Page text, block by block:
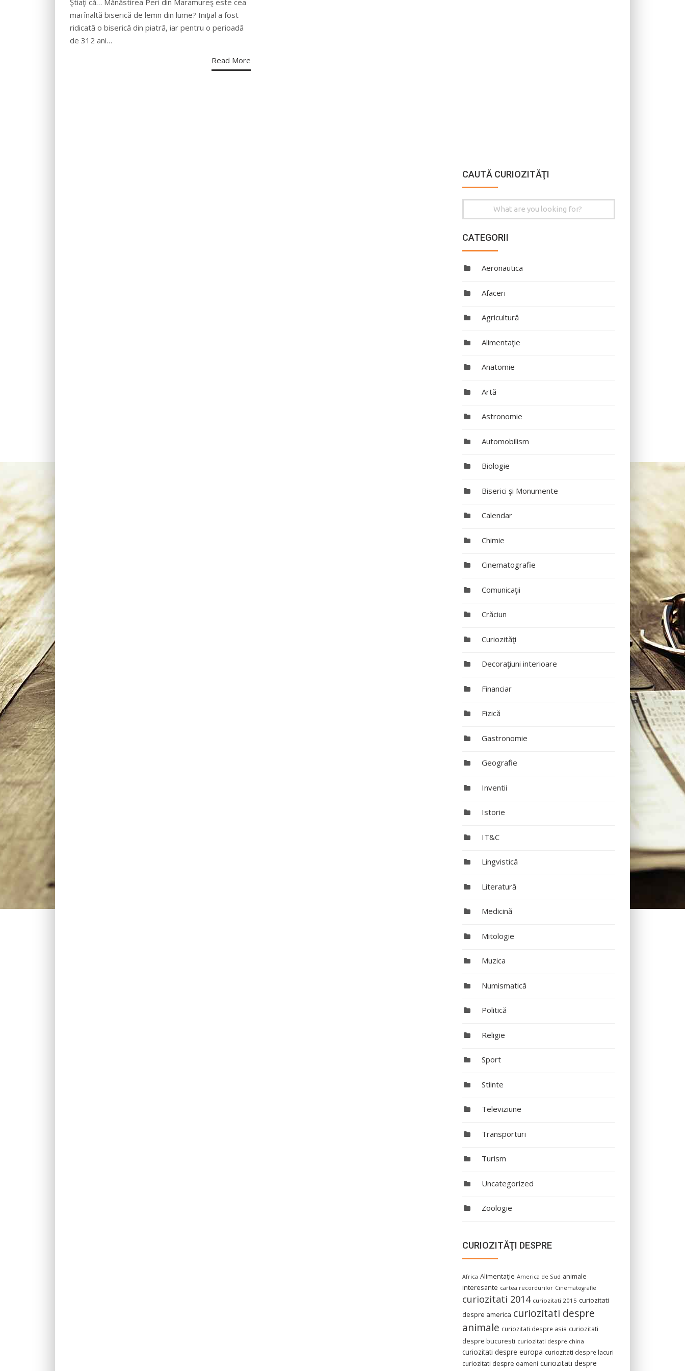
mai înaltă biserică de lemn din lume? Iniţial a fost
ridicată o biserică din piatră, iar pentru o perioadă
de 312 ani…
Read More
CAUTĂ CURIOZITĂŢI
Search
CATEGORII
Aeronautica
Afaceri
Agricultură
Alimentaţie
Anatomie
Artă
Astronomie
Automobilism
Biologie
Biserici şi Monumente
Calendar
Chimie
Cinematografie
Comunicaţii
Crăciun
Curiozităţi
Decoraţiuni interioare
Financiar
Fizică
Gastronomie
Geografie
Inventii
Istorie
IT&C
Lingvistică
Literatură
Medicină
Mitologie
Muzica
Numismatică
Politică
Religie
Sport
Stiinte
Televiziune
Transporturi
Turism
Uncategorized
Zoologie
CURIOZITĂŢI DESPRE
Africa Alimentaţie America de Sud animale
interesante cartea recordurilor Cinematografie
curiozitati 2014 curiozitati 2015 curiozitati
despre america curiozitati despre
animale curiozitati despre asia curiozitati
despre bucuresti curiozitati despre china
curiozitati despre europa curiozitati despre lacuri
curiozitati despre oameni curiozitati despre